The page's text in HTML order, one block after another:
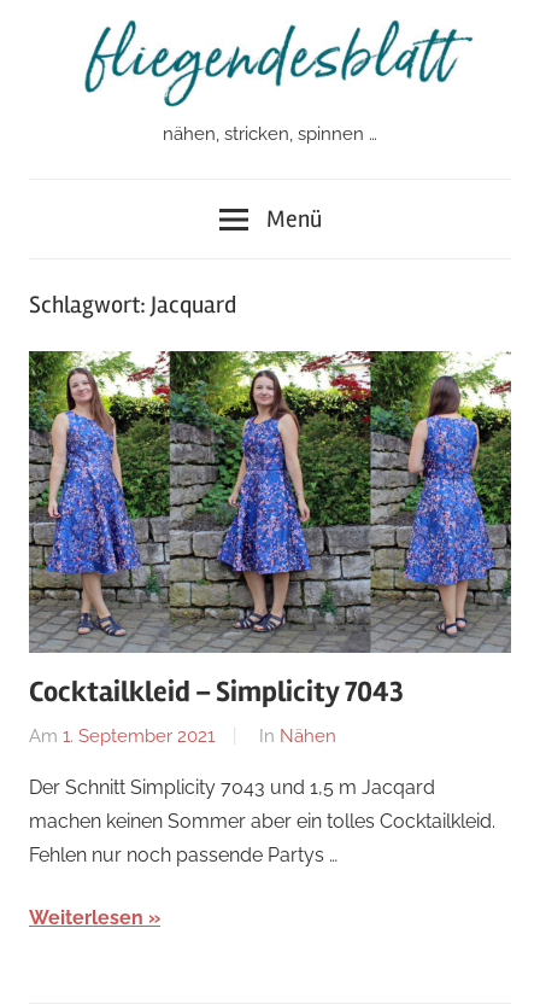
fliegendesblatt
nähen, stricken, spinnen …
Menü
Schlagwort: Jacquard
Cocktailkleid – Simplicity 7043
Am 1. September 2021
Von
In Nähen
Der Schnitt Simplicity 7043 und 1,5 m Jacqard
machen keinen Sommer aber ein tolles Cocktailkleid.
Fehlen nur noch passende Partys …
Weiterlesen